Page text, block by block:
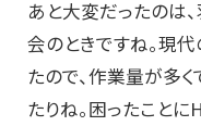
あと大変だったのは
会のときですね。現
たので、作業量が多
たりね。困ったことに